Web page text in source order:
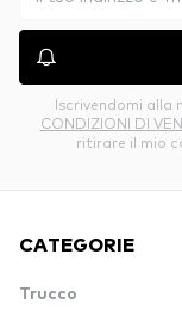
Iscrivendomi alla
CONDIZIONI DI
ritirare il mio
CATEGORIE
Trucco